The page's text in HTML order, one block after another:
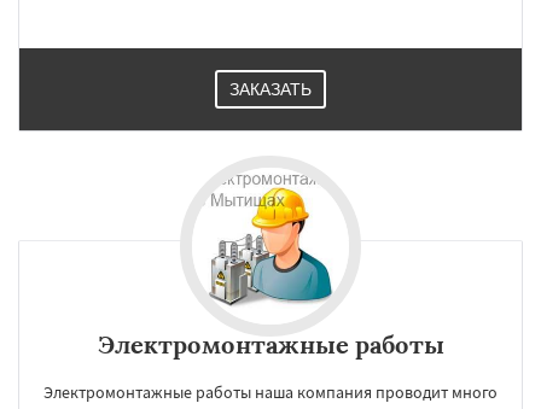
ЗАКАЗАТЬ
Электромонтажные работы
Электромонтажные работы наша компания проводит много